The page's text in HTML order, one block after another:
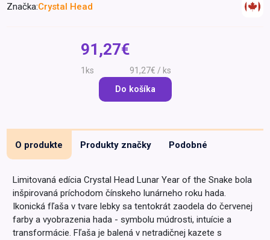
Špeciálna výživa a
Drogéria a kozmetika
Domácnosť a kancelária
Značka:Crystal Head
91,27€
1ks 91,27€ / ks
Do košíka
O produkte Produkty značky Podobné
Limitovaná edícia Crystal Head Lunar Year of the Snake bola
inšpirovaná príchodom čínskeho lunárneho roku hada.
Ikonická fľaša v tvare lebky sa tentokrát zaodela do červenej
farby a vyobrazenia hada - symbolu múdrosti, intuície a
transformácie. Fľaša je balená v netradičnej kazete s